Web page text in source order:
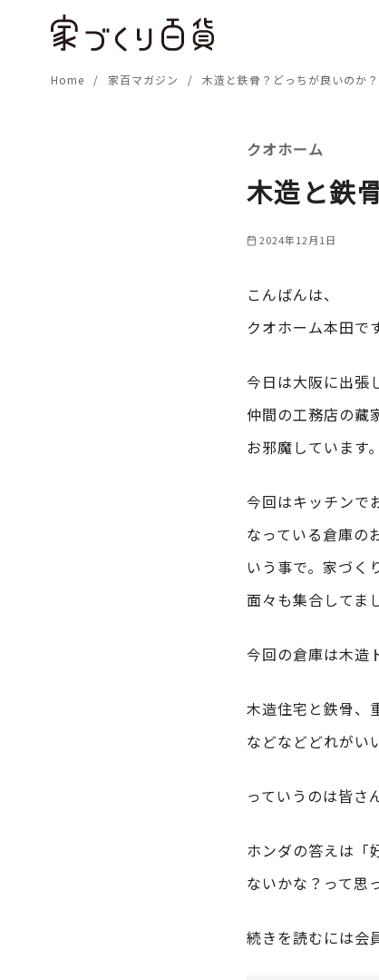
Home 家百マガジン 木造と鉄骨？どっちが良いのか？
クオホーム
木造と鉄
2024年12月1日
こんばんは、
クオホーム本田で
今日は大阪に出張
仲間の工務店の藏
お邪魔しています。
今回はキッチンで
なっている倉庫の
いう事で。家づく
面々も集合してま
今回の倉庫は木造
木造住宅と鉄骨、
などなどどれがい
っていうのは皆さ
ホンダの答えは「
ないかな？って思
続きを読むには会